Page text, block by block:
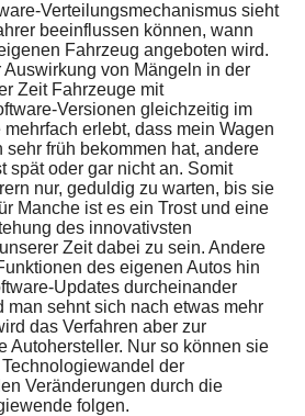
Verteilungsmechanismus sieht
beeinflussen können, wann
Fahrzeug angeboten wird.
von Mängeln in der
Zeit Fahrzeuge mit
Versionen gleichzeitig im
erlebt, dass mein Wagen
sehr früh bekommen hat, andere
spät oder gar nicht an. Somit
nur, geduldig zu warten, bis sie
Manche ist es ein Trost und eine
des innovativsten
Zeit dabei zu sein. Andere
des eigenen Autos hin
Updates durcheinander
man sehnt sich nach etwas mehr
das Verfahren aber zur
Autohersteller. Nur so können sie
der
Veränderungen durch die
folgen.